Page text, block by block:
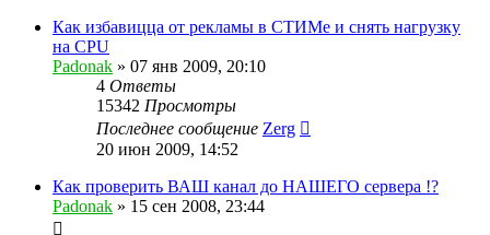
Как избавицца от рекламы в СТИМе и снять нагрузку
на CPU
Padonak » 07 янв 2009, 20:10
4 Ответы
15342 Просмотры
Последнее сообщение Zerg
20 июн 2009, 14:52
Как проверить ВАШ канал до НАШЕГО сервера !?
Padonak » 15 сен 2008, 23:44